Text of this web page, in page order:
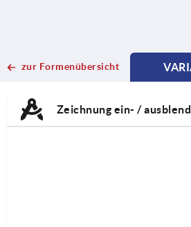
zur Formenübersicht
Zeichnung ein- /